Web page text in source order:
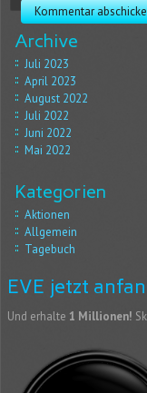
Archive
Juli 2023
April 2023
August 2022
Juli 2022
Juni 2022
Mai 2022
Kategorien
Aktionen
Allgemein
Tagebuch
EVE jetzt
Und erhalte 1 Millionen!